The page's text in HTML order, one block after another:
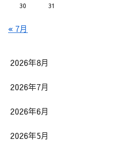
30
31
« 7月
2026年8月
2026年7月
2026年6月
2026年5月